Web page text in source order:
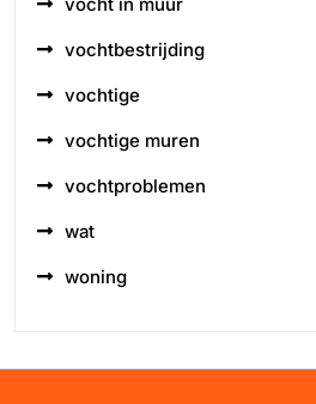
vocht in muur
vochtbestrijding
vochtige
vochtige muren
vochtproblemen
wat
woning